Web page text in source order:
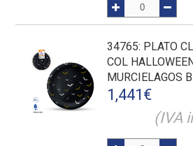
34765: PLATO
COL
MURCIELAGOS
1,441 €
(IVA